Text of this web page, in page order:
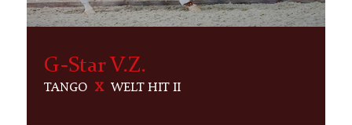
G-Star V.Z.
TANGO X WELT HIT II